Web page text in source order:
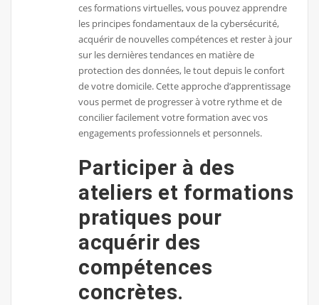
ces formations virtuelles, vous pouvez apprendre
les principes fondamentaux de la cybersécurité,
acquérir de nouvelles compétences et rester à jour
sur les dernières tendances en matière de
protection des données, le tout depuis le confort
de votre domicile. Cette approche d’apprentissage
vous permet de progresser à votre rythme et de
concilier facilement votre formation avec vos
engagements professionnels et personnels.
Participer à des
ateliers et formations
pratiques pour
acquérir des
compétences
concrètes.